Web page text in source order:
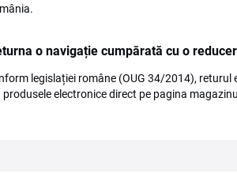
o navigație cumpărată cu o
legislației române (OUG 34/2014),
produsele electronice direct pe pagina